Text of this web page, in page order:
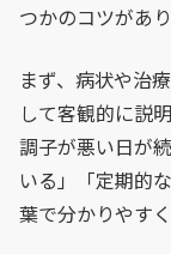
つかのコツがあり
まず、病状や治
して客観的に説
調子が悪い日が
いる」「定期的
葉で分かりやすく